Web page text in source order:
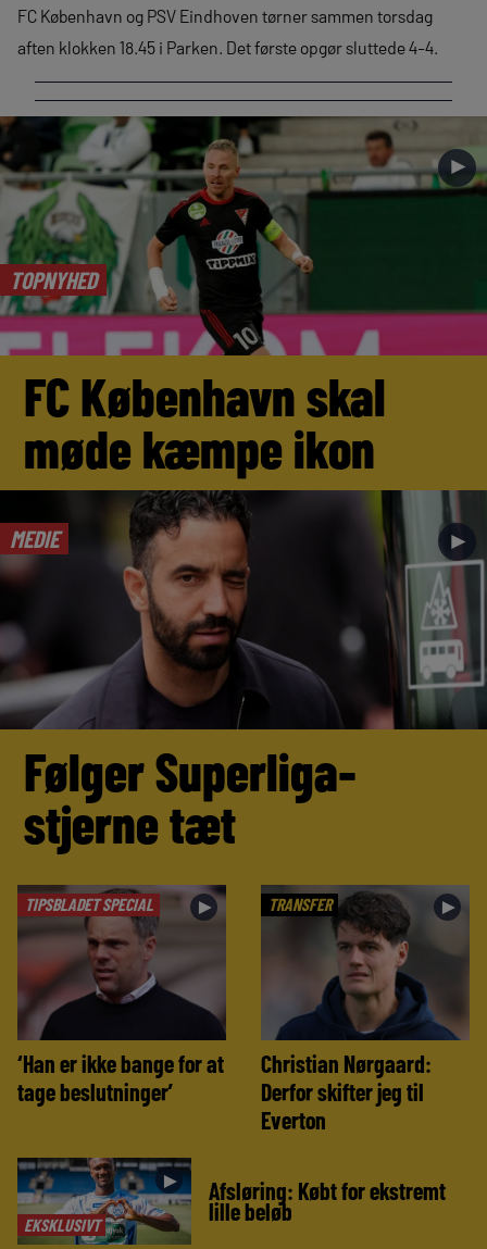
FC København og PSV Eindhoven tørner sammen torsdag
aften klokken 18.45 i Parken. Det første opgør sluttede 4-4.
TOPNYHED
►
FC København skal
møde kæmpe ikon
MEDIE ►
Følger Superliga-
stjerne tæt
TIPSBLADET SPECIAL ►
‘Han er ikke bange for at
tage beslutninger’
TRANSFER ►
Christian Nørgaard:
Derfor skifter jeg til
Everton
EKSKLUSIVT
► Afsløring: Købt for ekstremt
lille beløb